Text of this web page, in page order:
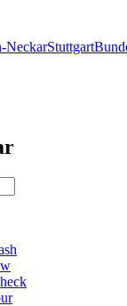
NeckarStuttgart